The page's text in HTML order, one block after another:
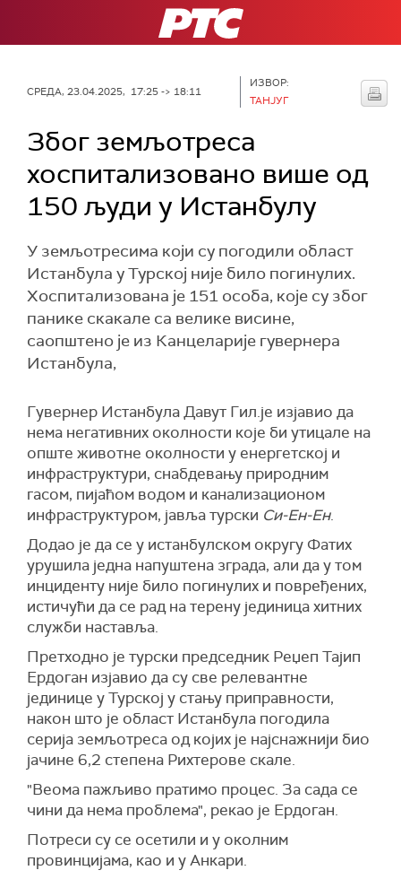
РТС
СРЕДА, 23.04.2025, 17:25 -> 18:11
ИЗВОР:
ТАНЈУГ
Због земљотреса
хоспитализовано више од
150 људи у Истанбулу
У земљотресима који су погодили област
Истанбула у Турској није било погинулих.
Хоспитализованa је 151 особа, које су због
панике скакале са велике висине,
саопштено је из Канцеларије гувернера
Истанбула,
Гувернер Истанбула Давут Гил.је изјавио да
нема негативних околности које би утицале на
опште животне околности у енергетској и
инфраструктури, снабдевању природним
гасом, пијаћом водом и канализационом
инфраструктуром, јавља турски Си-Ен-Ен.
Додао је да се у истанбулском округу Фатих
урушила једна напуштена зграда, али да у том
инциденту није било погинулих и повређених,
истичући да се рад на терену јединица хитних
служби наставља.
Претходно је турски председник Реџеп Тајип
Ердоган изјавио да су све релевантне
јединице у Турској у стању приправности,
након што је област Истанбула погодила
серија земљотреса од којих је најснажнији био
јачине 6,2 степена Рихтерове скале.
"Веома пажљиво пратимо процес. За сада се
чини да нема проблема", рекао је Ердоган.
Потреси су се осетили и у околним
провинцијама, као и у Анкари.